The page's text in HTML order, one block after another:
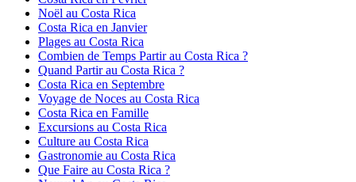
Noël au Costa Rica
Costa Rica en Janvier
Plages au Costa Rica
Combien de Temps Partir au Costa Rica ?
Quand Partir au Costa Rica ?
Costa Rica en Septembre
Voyage de Noces au Costa Rica
Costa Rica en Famille
Excursions au Costa Rica
Culture au Costa Rica
Gastronomie au Costa Rica
Que Faire au Costa Rica ?